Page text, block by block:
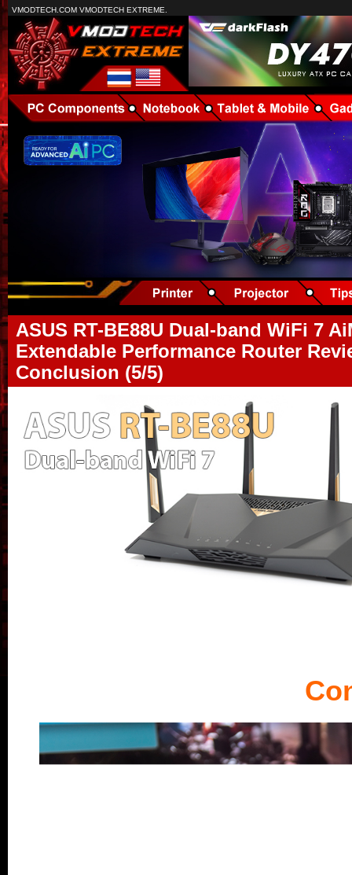
VMODTECH.COM VMODTECH EXTREME.
ASUS RT-BE88U Dual-band WiFi 7
Extendable Performance Router
Conclusion (5/5)